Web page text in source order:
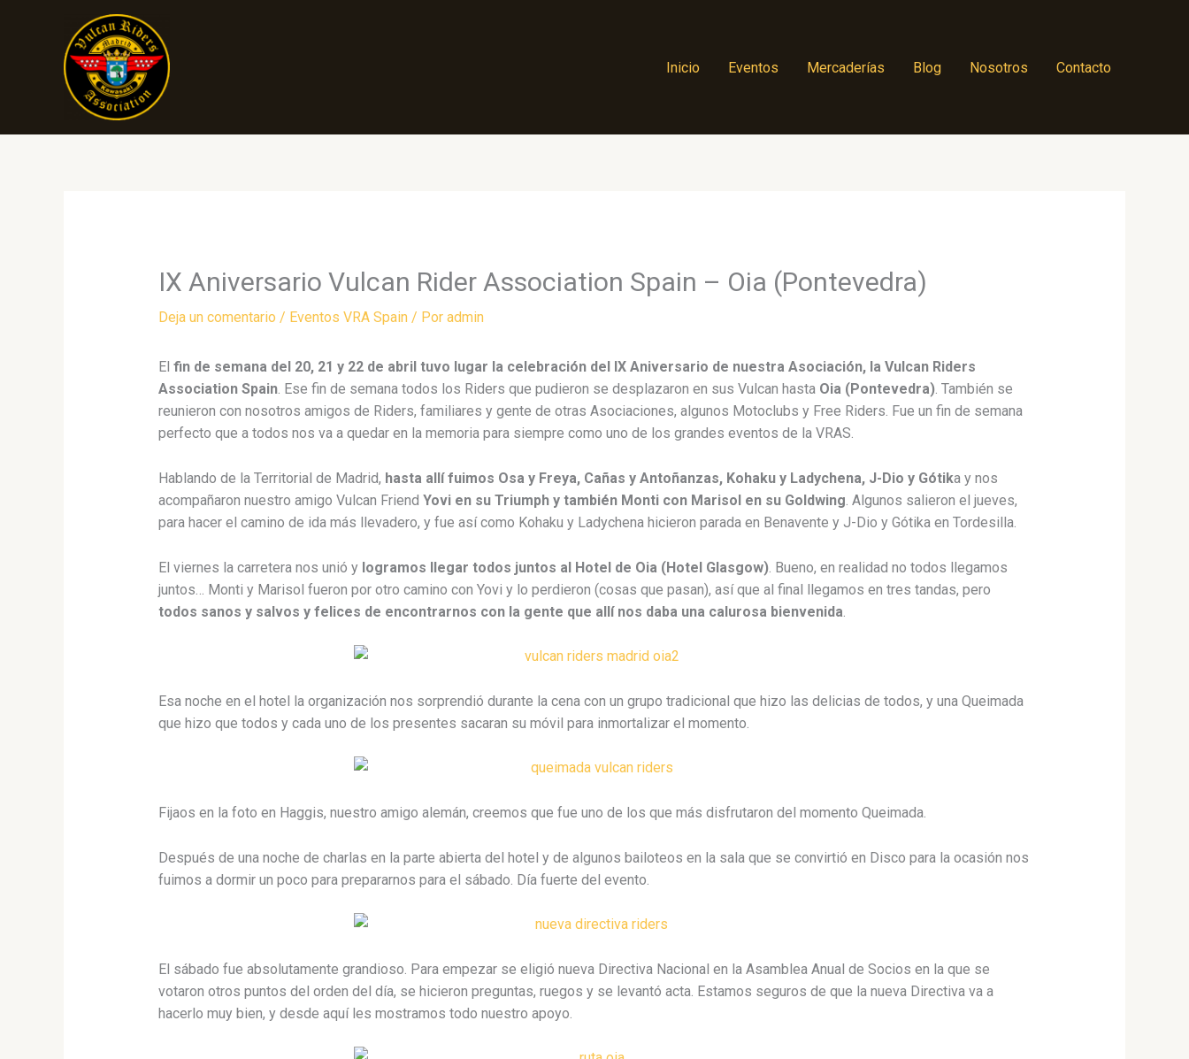
Inicio Eventos Mercaderías Blog Nosotros Contacto
IX Aniversario Vulcan Rider Association Spain – Oia (Pontevedra)
Deja un comentario / Eventos VRA Spain / Por admin
El fin de semana del 20, 21 y 22 de abril tuvo lugar la celebración del IX Aniversario de nuestra Asociación, la Vulcan Riders
Association Spain. Ese fin de semana todos los Riders que pudieron se desplazaron en sus Vulcan hasta Oia (Pontevedra). También se
reunieron con nosotros amigos de Riders, familiares y gente de otras Asociaciones, algunos Motoclubs y Free Riders. Fue un fin de semana
perfecto que a todos nos va a quedar en la memoria para siempre como uno de los grandes eventos de la VRAS.
Hablando de la Territorial de Madrid, hasta allí fuimos Osa y Freya, Cañas y Antoñanzas, Kohaku y Ladychena, J-Dio y Gótika y nos
acompañaron nuestro amigo Vulcan Friend Yovi en su Triumph y también Monti con Marisol en su Goldwing. Algunos salieron el jueves,
para hacer el camino de ida más llevadero, y fue así como Kohaku y Ladychena hicieron parada en Benavente y J-Dio y Gótika en Tordesilla.
El viernes la carretera nos unió y logramos llegar todos juntos al Hotel de Oia (Hotel Glasgow). Bueno, en realidad no todos llegamos
juntos… Monti y Marisol fueron por otro camino con Yovi y lo perdieron (cosas que pasan), así que al final llegamos en tres tandas, pero
todos sanos y salvos y felices de encontrarnos con la gente que allí nos daba una calurosa bienvenida
Esa noche en el hotel la organización nos sorprendió durante la cena con un grupo tradicional que hizo las delicias de todos, y una Queimada
que hizo que todos y cada uno de los presentes sacaran su móvil para inmortalizar el momento.
Fijaos en la foto en Haggis, nuestro amigo alemán, creemos que fue uno de los que más disfrutaron del momento Queimada.
Después de una noche de charlas en la parte abierta del hotel y de algunos bailoteos en la sala que se convirtió en Disco para la ocasión nos
fuimos a dormir un poco para prepararnos para el sábado. Día fuerte del evento.
El sábado fue absolutamente grandioso. Para empezar se eligió nueva Directiva Nacional en la Asamblea Anual de Socios en la que se
votaron otros puntos del orden del día, se hicieron preguntas, ruegos y se levantó acta. Estamos seguros de que la nueva Directiva va a
hacerlo muy bien, y desde aquí les mostramos todo nuestro apoyo.